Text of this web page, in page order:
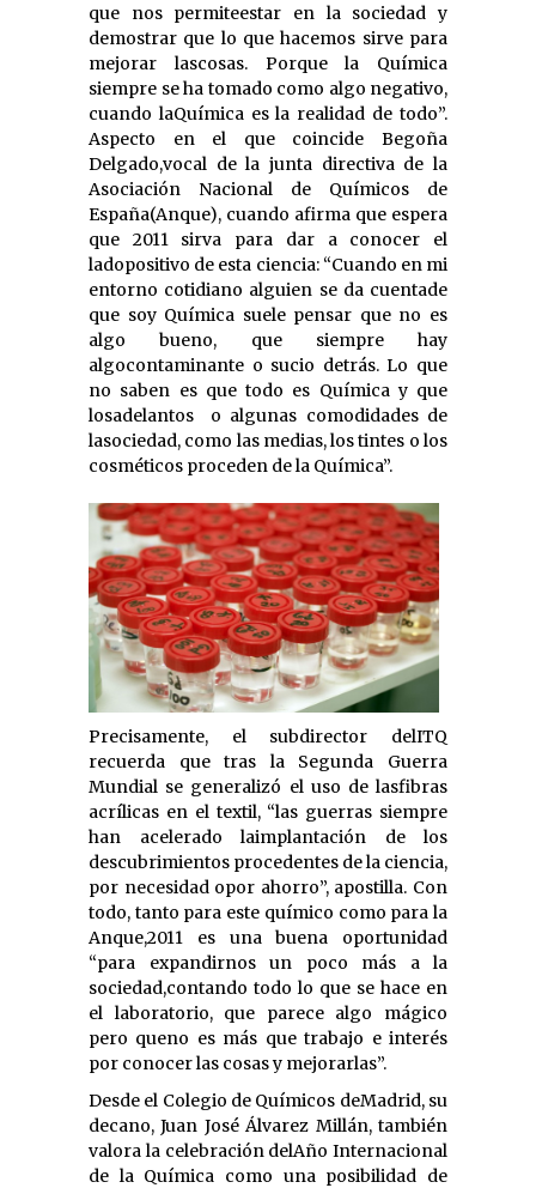
que nos permiteestar en la sociedad y
demostrar que lo que hacemos sirve para
mejorar lascosas. Porque la Química
siempre se ha tomado como algo negativo,
cuando laQuímica es la realidad de todo”.
Aspecto en el que coincide Begoña
Delgado,vocal de la junta directiva de la
Asociación Nacional de Químicos de
España(Anque), cuando afirma que espera
que 2011 sirva para dar a conocer el
ladopositivo de esta ciencia: “Cuando en mi
entorno cotidiano alguien se da cuentade
que soy Química suele pensar que no es
algo bueno, que siempre hay
algocontaminante o sucio detrás. Lo que
no saben es que todo es Química y que
losadelantos
o algunas comodidades de
lasociedad, como las medias, los tintes o los
cosméticos proceden de la Química”.
Precisamente, el subdirector delITQ
recuerda que tras la Segunda Guerra
Mundial se generalizó el uso de lasfibras
acrílicas en el textil, “las guerras siempre
han acelerado laimplantación de los
descubrimientos procedentes de la ciencia,
por necesidad opor ahorro”, apostilla. Con
todo, tanto para este químico como para la
Anque,2011 es una buena oportunidad
“para expandirnos un poco más a la
sociedad,contando todo lo que se hace en
el laboratorio, que parece algo mágico
pero queno es más que trabajo e interés
por conocer las cosas y mejorarlas”.
Desde el Colegio de Químicos deMadrid, su
decano, Juan José Álvarez Millán, también
valora la celebración delAño Internacional
de la Química como una posibilidad de